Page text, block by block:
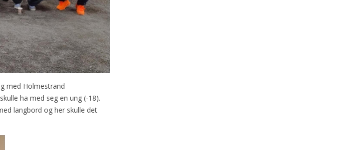
med Holmestrand
ha med seg en ung (-18).
langbord og her skulle det